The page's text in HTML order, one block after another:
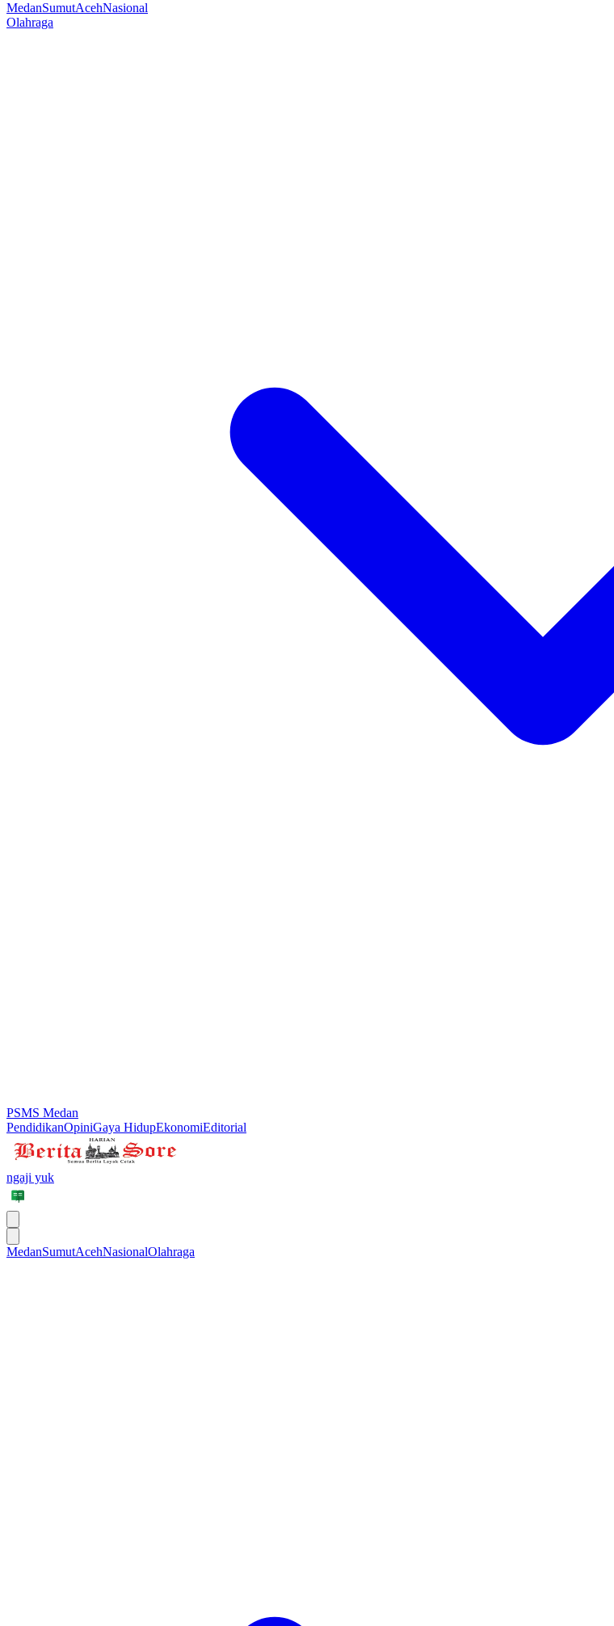
MedanSumutAcehNasional
Olahraga
PSMS Medan
PendidikanOpiniGaya HidupEkonomiEditorial
ngaji yuk
MedanSumutAcehNasionalOlahraga